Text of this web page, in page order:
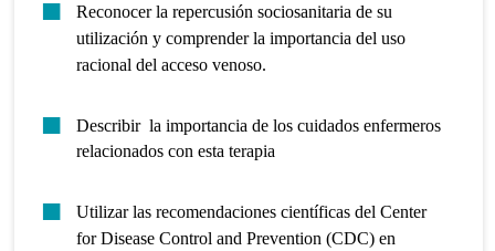
Reconocer la repercusión sociosanitaria de su
utilización y comprender la importancia del uso
racional del acceso venoso.
Describir la importancia de los cuidados enfermeros
relacionados con esta terapia
Utilizar las recomendaciones científicas del Center
for Disease Control and Prevention (CDC) en